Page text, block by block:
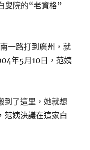
叟院的“老資格”
一路打到廣州，就
年5月10日，范姨
了這里，她就想
范姨決議在這家白